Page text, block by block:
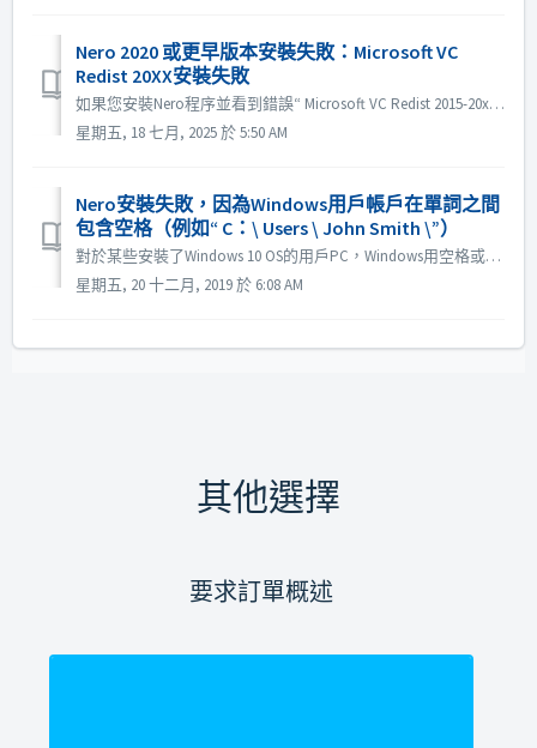
Nero 2020 或更早版本安裝失敗：Microsoft VC
Redist 20XX安裝失敗
如果您安裝Nero程序並看到錯誤“ Microsoft VC Redist 2015-20xx（x86）安裝失敗”，請按照以下步驟操作： 1.打開控制面板-卸載程序 2.卸載Microsoft Visual C ++ 2015-20XX 可再發行組件（x86） 3.重新啟動計算機 4.從 ht...
星期五, 18 七月, 2025 於 5:50 AM
Nero安裝失敗，因為Windows用戶帳戶在單詞之間
包含空格（例如“ C：\ Users \ John Smith \”）
對於某些安裝了Windows 10 OS的用戶PC，Windows用空格或特殊字符登錄用戶帳戶可能會導致安裝問題。 為了快速解決問題，請創建一個具有管理員權限的新Windows用戶帳戶，並且該用戶帳戶名稱中不能包含空格/特殊字符。 然後使用此新用戶帳戶登錄Windows 10並安裝Nero。 以...
星期五, 20 十二月, 2019 於 6:08 AM
其他選擇
要求訂單概述